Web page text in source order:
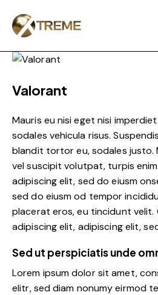
Valorant
Mauris eu nisi eget nisi
sodales vehicula risus.
blandit tortor eu, sodales justo.
vel suscipit volutpat, turpis
adipiscing elit, sed do eiusm
sed do eiusm od tempor
placerat eros, eu tincidunt
adipiscing elit, adipiscing elit,
Sed ut perspiciatis unde
Lorem ipsum dolor sit amet,
elitr, sed diam nonumy eirmod